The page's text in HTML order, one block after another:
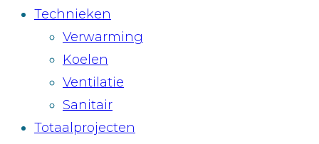
Technieken
Verwarming
Koelen
Ventilatie
Sanitair
Totaalprojecten